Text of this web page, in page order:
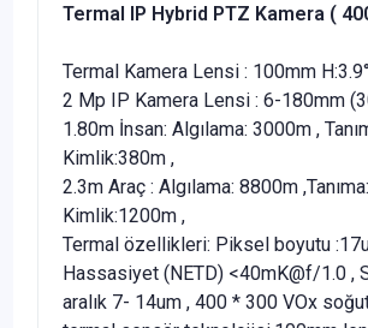
Termal IP Hybrid PTZ Kamera (
Termal Kamera Lensi : 100mm
2 Mp IP Kamera Lensi : 6-180mm
1.80m İnsan: Algılama: 3000m ,
Kimlik:380m ,
2.3m Araç : Algılama: 8800m
Kimlik:1200m ,
Termal özellikleri: Piksel boyutu
Hassasiyet (NETD) <40mK@f/1.0 ,
aralık 7- 14um , 400 * 300 VOx